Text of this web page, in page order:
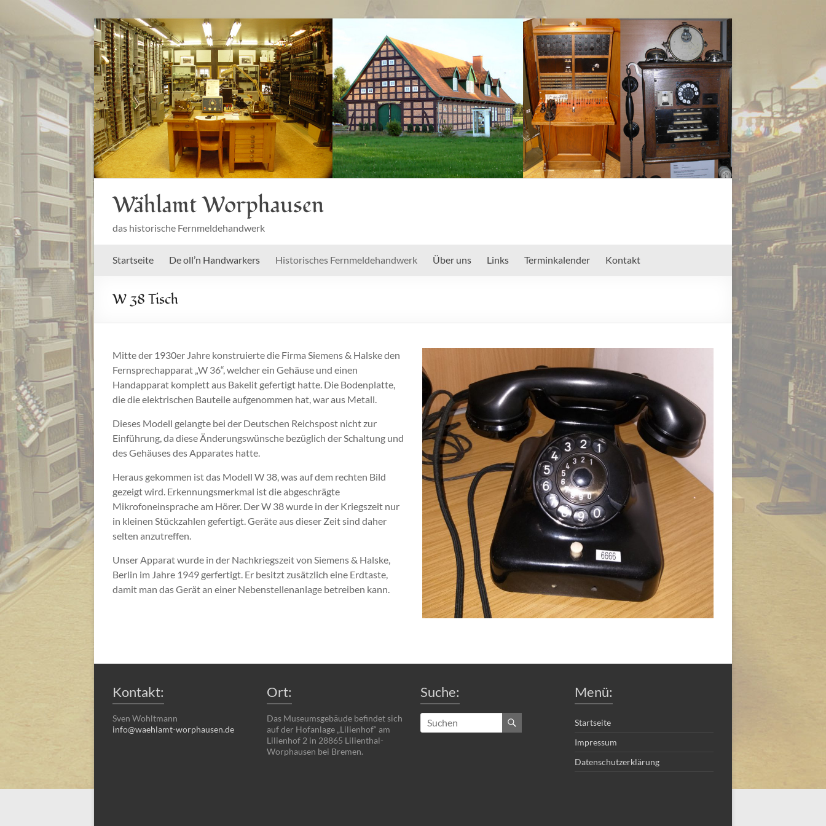
Zum
Inhalt
springen
Wählamt Worphausen
das historische Fernmeldehandwerk
Startseite De oll’n Handwarkers Historisches Fernmeldehandwerk Über uns Links Terminkalender Kontakt
W 38 Tisch
Mitte der 1930er Jahre konstruierte die Firma Siemens & Halske den
Fernsprechapparat „W 36“, welcher ein Gehäuse und einen
Handapparat komplett aus Bakelit gefertigt hatte. Die Bodenplatte,
die die elektrischen Bauteile aufgenommen hat, war aus Metall.
Dieses Modell gelangte bei der Deutschen Reichspost nicht zur
Einführung, da diese Änderungswünsche bezüglich der Schaltung und
des Gehäuses des Apparates hatte.
Heraus gekommen ist das Modell W 38, was auf dem rechten Bild
gezeigt wird. Erkennungsmerkmal ist die abgeschrägte
Mikrofoneinsprache am Hörer. Der W 38 wurde in der Kriegszeit nur
in kleinen Stückzahlen gefertigt. Geräte aus dieser Zeit sind daher
selten anzutreffen.
Unser Apparat wurde in der Nachkriegszeit von Siemens & Halske,
Berlin im Jahre 1949 gerfertigt. Er besitzt zusätzlich eine Erdtaste,
damit man das Gerät an einer Nebenstellenanlage betreiben kann.
Kontakt:
Sven Wohltmann
info@waehlamt-worphausen.de
Ort:
Das Museumsgebäude befindet sich
auf der Hofanlage „Lilienhof“ am
Lilienhof 2 in 28865 Lilienthal-
Worphausen bei Bremen.
Suche: Menü:
Startseite
Impressum
Datenschutzerklärung